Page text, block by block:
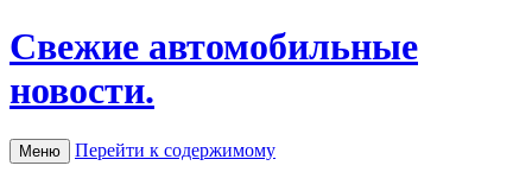
Свежие автомобильные
новости.
Меню Перейти к содержимому